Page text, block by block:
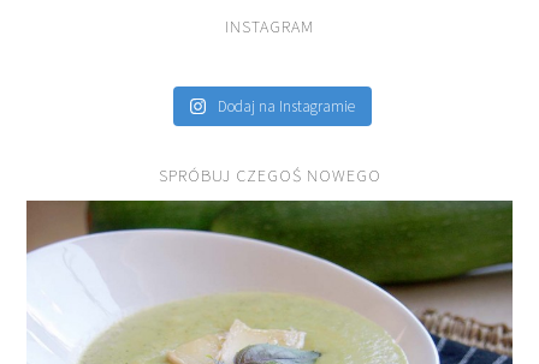
INSTAGRAM
Dodaj na Instagramie
SPRÓBUJ CZEGOŚ NOWEGO